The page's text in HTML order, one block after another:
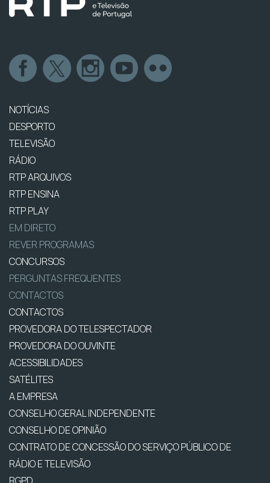
NOTÍCIAS
DESPORTO
TELEVISÃO
RÁDIO
RTP ARQUIVOS
RTP ENSINA
RTP PLAY
EM DIRETO
REVER PROGRAMAS
CONCURSOS
PERGUNTAS FREQUENTES
CONTACTOS
CONTACTOS
PROVEDORA DO TELESPECTADOR
PROVEDORA DO OUVINTE
ACESSIBILIDADES
SATÉLITES
A EMPRESA
CONSELHO GERAL INDEPENDENTE
CONSELHO DE OPINIÃO
CONTRATO DE CONCESSÃO DO SERVIÇO PÚBLICO DE
RÁDIO E TELEVISÃO